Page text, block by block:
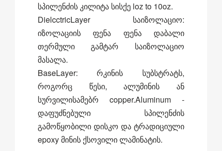
სპილენძის კილიტა სისქე loz to 10oz.
DielcctricLayer საიზოლაციო:
იზოლაციის ფენა ფენა დაბალი
თერმული გამტარ საიზოლაციო
მასალა.
BaseLayer: რკინის სუბსტრატს,
როგორც წესი, ალუმინის ან
სურვილისამებრ copper.Aluminum -
დაფუძნებული სპილენძის
გამოწყობილი დისკო და ტრადიციული
epoxy მინის ქსოვილი ლამინატის.